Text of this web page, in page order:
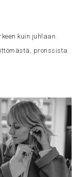
kuin juhlaan.
pronssista.